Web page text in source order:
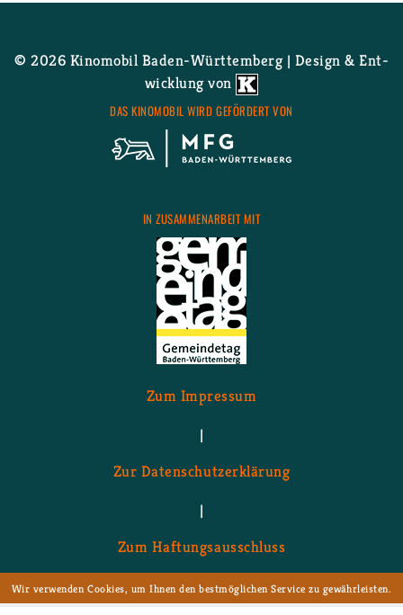
© 2026 Ki­no­mo­bil Ba­den-Würt­tem­berg | De­sign & Ent­
wick­lung von
DAS KI­NO­MO­BIL WIRD GE­FÖR­DERT VON
IN ZU­SAM­MEN­AR­BEIT MIT
Zum Im­pres­sum
|
Zur Da­ten­schutz­er­klä­rung
|
Zum Haf­tungs­aus­schluss
Wir verwenden Cookies, um Ihnen den bestmöglichen Service zu gewährleisten.